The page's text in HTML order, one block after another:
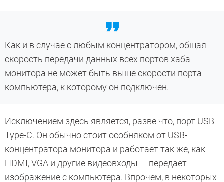
Как и в случае с любым концентратором, общая
скорость передачи данных всех портов хаба
монитора не может быть выше скорости порта
компьютера, к которому он подключен.
Исключением здесь является, разве что, порт USB
Type-C. Он обычно стоит особняком от USB-
концентратора монитора и работает так же, как
HDMI, VGA и другие видеовходы — передает
изображение с компьютера. Впрочем, в некоторых